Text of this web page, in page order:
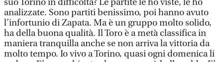
suo Torino in difficoltà? Le partite le ho viste, le ho
analizzate. Sono partiti benissimo, poi hanno avuto
l’infortunio di Zapata. Ma è un gruppo molto solido,
ha della buona qualità. Il Toro è a metà classifica in
maniera tranquilla anche se non arriva la vittoria da
molto tempo. Io vivo a Torino, quasi ogni domenica li